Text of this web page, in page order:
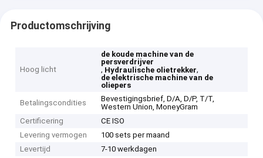
Productomschrijving
Hoog licht
de koude machine van de
persverdrijver
, Hydraulische olietrekker,
de elektrische machine van de
oliepers
Betalingscondities
Bevestigingsbrief, D/A, D/P, T/T,
Western Union, MoneyGram
Certificering
CE ISO
Levering vermogen
100 sets per maand
Levertijd
7-10 werkdagen